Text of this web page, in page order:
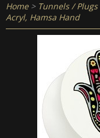
Home> Tunnels /
Acryl, Hamsa Hand